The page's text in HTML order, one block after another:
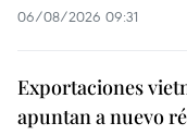
06/08/2026 09:31
Exportaciones
apuntan a nuevo